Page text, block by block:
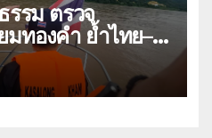
รรม ตรวจ
ทองคำ ย้ำไทย–
ยาเสพติด